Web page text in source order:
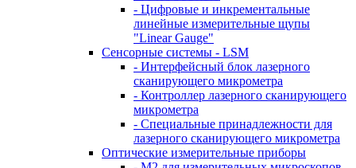
- Цифровые и инкрементальные
линейные измерительные щупы
"Linear Gauge"
Сенсорные системы - LSM
- Интерфейсный блок лазерного
сканирующего микрометра
- Контроллер лазерного сканирующего
микрометра
- Специальные принадлежности для
лазерного сканирующего микрометра
Оптические измерительные приборы